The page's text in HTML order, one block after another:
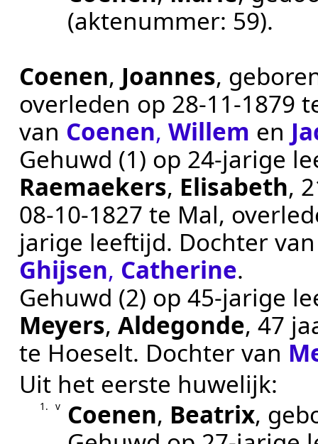
(aktenummer: 59).
Coenen, Joannes,
overleden op 28‑11‑1879
van Coenen,Willem en
Gehuwd (1) op 24-jarige
Raemaekers, Elisabeth,
08‑10‑1827 te Mal,
jarige leeftijd. Dochter
Ghijsen, Catherine.
Gehuwd (2) op 45-jarige
Meyers,Aldegonde, 47
te Hoeselt. Dochter van
Uit het eerste huwelijk:
1. v Coenen, Beatrix,